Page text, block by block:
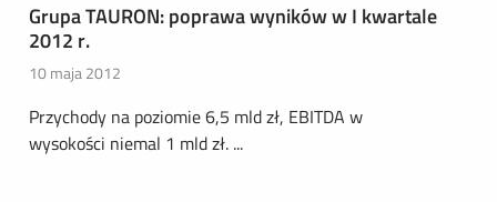
Grupa TAURON: poprawa wyników w I kwartale
2012 r.
10 maja 2012
Przychody na poziomie 6,5 mld zł, EBITDA w
wysokości niemal 1 mld zł. ...